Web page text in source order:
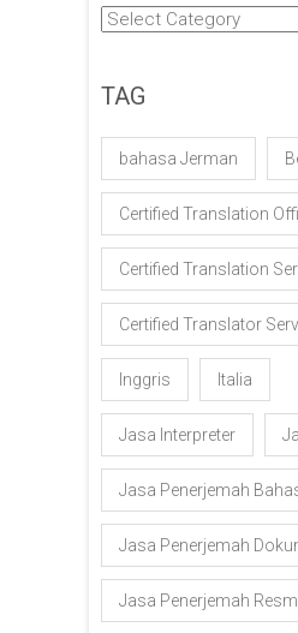
Kategori
TAG
bahasa Jerman
Certified Translation
Certified Translation
Certified Translator
Inggris Italia
Jasa Interpreter
Jasa Penerjemah
Jasa Penerjemah
Jasa Penerjemah